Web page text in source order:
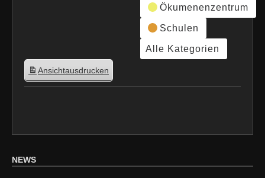
Ökumenenzentrum
Schulen
Alle Kategorien
Ansichtausdrucken
NEWS